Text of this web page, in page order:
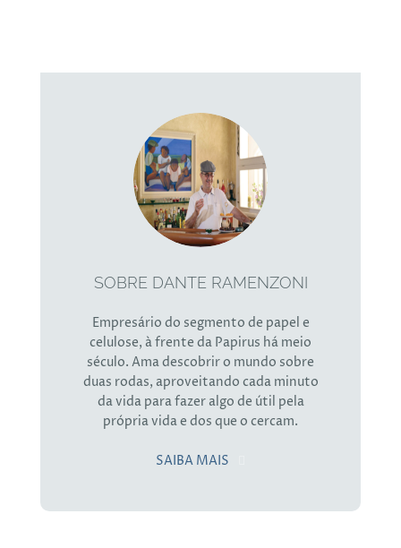
SOBRE DANTE RAMENZONI
Empresário do segmento de papel e
celulose, à frente da Papirus há meio
século. Ama descobrir o mundo sobre
duas rodas, aproveitando cada minuto
da vida para fazer algo de útil pela
própria vida e dos que o cercam.
SAIBA MAIS